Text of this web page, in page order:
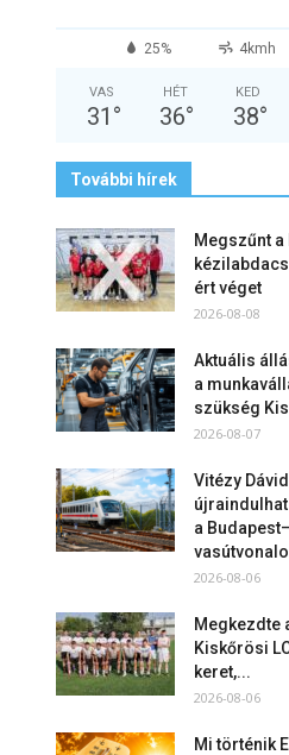
25% 4kmh
VAS
31 °
HÉT
36°
KED
38°
További hírek
Megszűnt
ért véget
2026-08-08
Aktuális
a
szükség
2026-08-07
Vitézy
a
2026-08-06
Megkezdte
Kiskőrösi
keret,...
2026-08-06
Mi történik